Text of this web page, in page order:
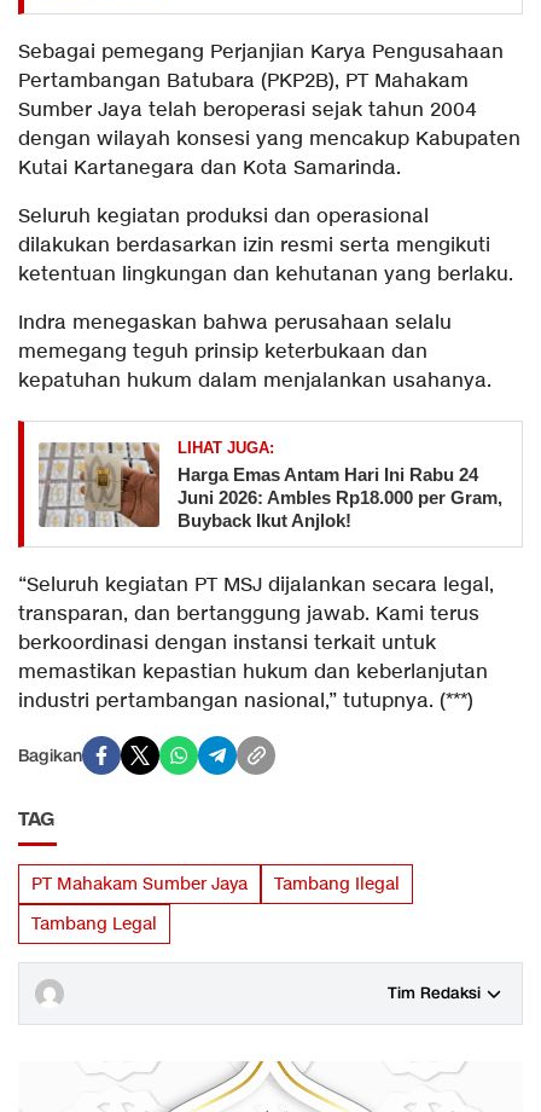
Sebagai pemegang Perjanjian Karya Pengusahaan
Pertambangan Batubara (PKP2B), PT Mahakam
Sumber Jaya telah beroperasi sejak tahun 2004
dengan wilayah konsesi yang mencakup Kabupaten
Kutai Kartanegara dan Kota Samarinda.
Seluruh kegiatan produksi dan operasional
dilakukan berdasarkan izin resmi serta mengikuti
ketentuan lingkungan dan kehutanan yang berlaku.
Indra menegaskan bahwa perusahaan selalu
memegang teguh prinsip keterbukaan dan
kepatuhan hukum dalam menjalankan usahanya.
LIHAT JUGA:
Harga Emas Antam Hari Ini Rabu 24
Juni 2026: Ambles Rp18.000 per Gram,
Buyback Ikut Anjlok!
“Seluruh kegiatan PT MSJ dijalankan secara legal,
transparan, dan bertanggung jawab. Kami terus
berkoordinasi dengan instansi terkait untuk
memastikan kepastian hukum dan keberlanjutan
industri pertambangan nasional,” tutupnya. (***)
Bagikan
TAG
PT Mahakam Sumber Jaya
Tambang Ilegal
Tambang Legal
Tim Redaksi